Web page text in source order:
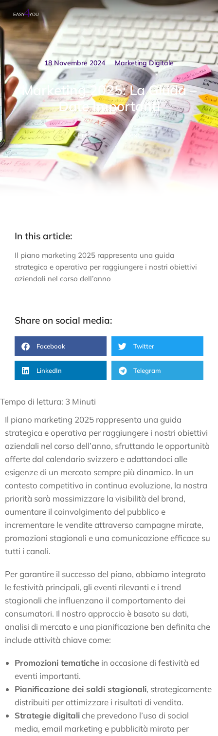
18 Novembre 2024 Marketing Digitale
Marketing 2025: La Giuda –
Date Importanti
Prev. Next
Tempo di lettura: 3 Minuti
Il piano marketing 2025 rappresenta una guida
strategica e operativa per raggiungere i nostri obiettivi
aziendali nel corso dell’anno, sfruttando le opportunità
offerte dal calendario svizzero e adattandoci alle
esigenze di un mercato sempre più dinamico. In un
contesto competitivo in continua evoluzione, la nostra
priorità sarà massimizzare la visibilità del brand,
aumentare il coinvolgimento del pubblico e
incrementare le vendite attraverso campagne mirate,
promozioni stagionali e una comunicazione efficace su
tutti i canali.
Per garantire il successo del piano, abbiamo integrato
le festività principali, gli eventi rilevanti e i trend
stagionali che influenzano il comportamento dei
consumatori. Il nostro approccio è basato su dati,
analisi di mercato e una pianificazione ben definita che
include attività chiave come:
Promozioni tematiche in occasione di festività ed
eventi importanti.
Pianificazione dei saldi stagionali, strategicamente
distribuiti per ottimizzare i risultati di vendita.
Strategie digitaliche prevedono l’uso di social
media, email marketing e pubblicità mirata per
In this article:
Il piano marketing 2025 rappresenta una guida
strategica e operativa per raggiungere i nostri obiettivi
aziendali nel corso dell’anno
Share on social media:
Facebook Twitter
LinkedIn Telegram